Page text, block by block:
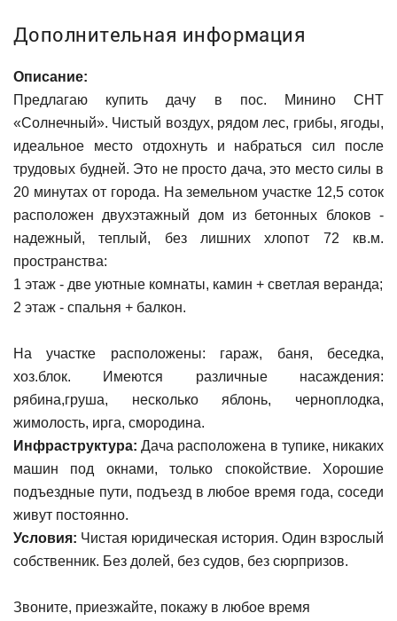
Дополнительная информация
Описание:
Предлагаю купить дачу в пос. Минино СНТ
«Солнечный». Чистый воздух, рядом лес, грибы, ягоды,
идеальное место отдохнуть и набраться сил после
трудовых будней. Это не просто дача, это место силы в
20 минутах от города. На земельном участке 12,5 соток
расположен двухэтажный дом из бетонных блоков -
надежный, теплый, без лишних хлопот 72 кв.м.
пространства:
1 этаж - две уютные комнаты, камин + светлая веранда;
2 этаж - спальня + балкон.
На участке расположены: гараж, баня, беседка,
хоз.блок. Имеются различные насаждения:
рябина,груша, несколько яблонь, черноплодка,
жимолость, ирга, смородина.
Инфраструктура: Дача расположена в тупике, никаких
машин под окнами, только спокойствие. Хорошие
подъездные пути, подъезд в любое время года, соседи
живут постоянно.
Условия: Чистая юридическая история. Один взрослый
собственник. Без долей, без судов, без сюрпризов.
Звоните, приезжайте, покажу в любое время